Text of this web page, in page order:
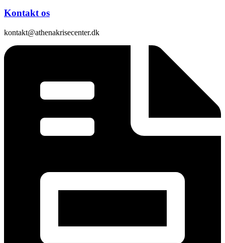
Kontakt os
kontakt@athenakrisecenter.dk